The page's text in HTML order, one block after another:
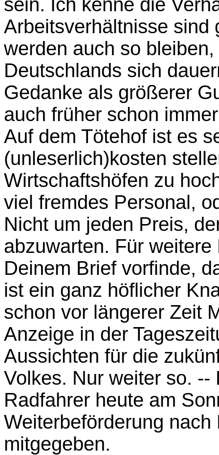
sein. Ich kenne die
Arbeitsverhältnisse sind
werden auch so
Deutschlands sich
Gedanke als größerer
auch früher schon
Auf dem Tötehof ist es
(unleserlich)kosten
Wirtschaftshöfen zu
viel fremdes Personal,
Nicht um jeden Preis,
abzuwarten. Für
Deinem Brief vorfinde,
ist ein ganz höflicher
schon vor längerer Zeit
Anzeige in der
Aussichten für die
Volkes. Nur weiter so.
Radfahrer heute am
Weiterbeförderung
mitgegeben.